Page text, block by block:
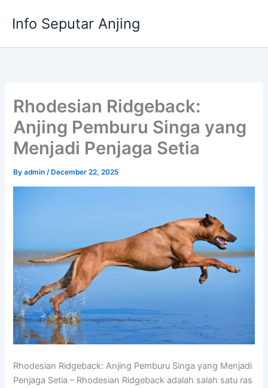
Info Seputar Anjing
Rhodesian Ridgeback:
Anjing Pemburu Singa yang
Menjadi Penjaga Setia
Byadmin/ December 22, 2025
Rhodesian Ridgeback: Anjing Pemburu Singa yang Menjadi
Penjaga Setia – Rhodesian Ridgeback adalah salah satu ras